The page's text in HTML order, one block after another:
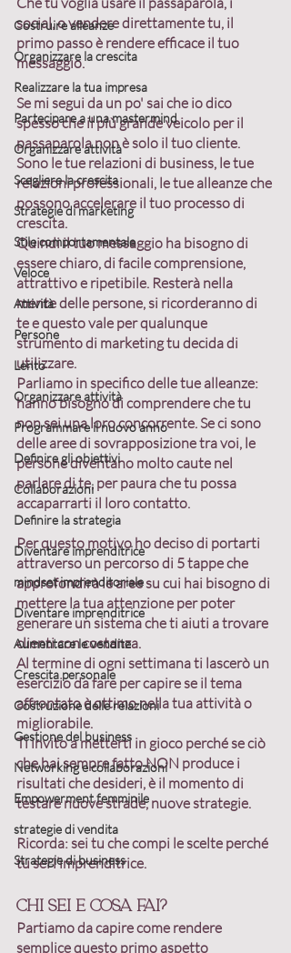
Costruire alleanze
Organizzare la crescita
Realizzare la tua impresa
Partecipare a una mastermind
Organizzare attività
Scegliere la crescita
Strategie di marketing
Stile comportamentale
Veloce
Attività
Persone
Lento
Organizzare attività
Programmare il nuovo anno
Definire gli obiettivi
Collaborazioni
Definire la strategia
Diventare imprenditrice
mindset imprenditoriale
Diventare imprenditrice
Aumentare le vendite
Crescita personale
Costruzione delle relazioni
Gestione del business
Networking e collaborazioni
Empowerment femminile
strategie di vendita
Strategie di business
social, o vendere direttamente tu, il
primo passo è rendere efficace il tuo
messaggio.
Se mi segui da un po' sai che io dico
spesso che il più grande veicolo per il
passaparola non è solo il tuo cliente.
Sono le tue relazioni di business, le tue
relazioni professionali, le tue alleanze che
possono accelerare il tuo processo di
crescita.
Quindi il tuo messaggio ha bisogno di
essere chiaro, di facile comprensione,
attrattivo e ripetibile. Resterà nella
mente delle persone, si ricorderanno di
te e questo vale per qualunque
strumento di marketing tu decida di
utilizzare.
Parliamo in specifico delle tue alleanze:
hanno bisogno di comprendere che tu
non sei una loro concorrente. Se ci sono
delle aree di sovrapposizione tra voi, le
persone diventano molto caute nel
parlare di te, per paura che tu possa
accaparrarti il loro contatto.
Per questo motivo ho deciso di portarti
attraverso un percorso di 5 tappe che
approfondirà le aree su cui hai bisogno di
mettere la tua attenzione per poter
generare un sistema che ti aiuti a trovare
clienti con costanza.
Al termine di ogni settimana ti lascerò un
esercizio da fare per capire se il tema
affrontato è ottimo nella tua attività o
migliorabile.
Ti invito a metterti in gioco perché se ciò
che hai sempre fatto NON produce i
risultati che desideri, è il momento di
testare nuove strade, nuove strategie.
Ricorda: sei tu che compi le scelte perché
tu sei l’imprenditrice.
Chi sei e cosa fai?
Partiamo da capire come rendere
semplice questo primo aspetto